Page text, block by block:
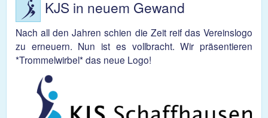
KJS in neuem Gewand
Nach all den Jahren schien die Zeit reif das Vereinslogo
zu erneuern. Nun ist es vollbracht. Wir präsentieren
*Trommelwirbel* das neue Logo!